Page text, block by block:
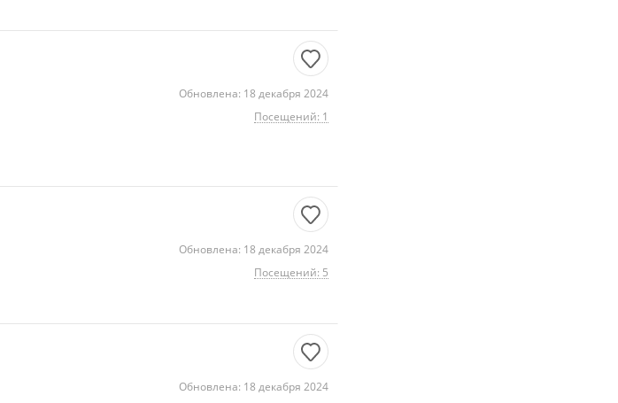
Обновлена: 18 декабря 2024
Посещений: 1
Обновлена: 18 декабря 2024
Посещений: 5
Обновлена: 18 декабря 2024